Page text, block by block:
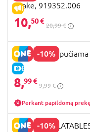
IŠPARDAVIMAS
Snake, 919352.006
10,50 €
20,99 €
-10%
E-KAINA
BESTWAY
8,99 €
9,99 €
Perkant papildomą
-10%
MONDO